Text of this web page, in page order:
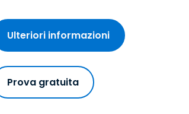
Ulteriori informazioni
Prova gratuita